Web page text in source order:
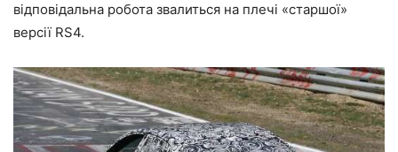
відповідальна робота звалиться на плечі «старшої»
версії RS4.